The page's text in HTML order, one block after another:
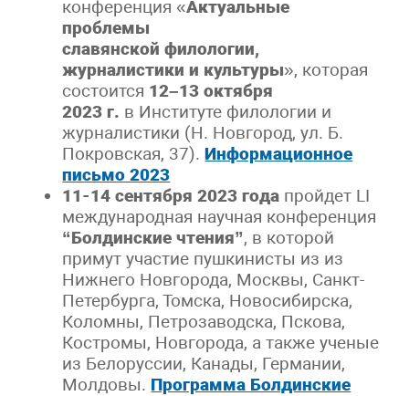
конференция «Актуальные
проблемы
славянской филологии,
журналистики и культуры», которая
состоится 12–13 октября
2023 г. в Институте филологии и
журналистики (Н. Новгород, ул. Б.
Покровская, 37).Информационное
письмо 2023
11-14 сентября 2023 года пройдет LI
международная научная конференция
“Болдинские чтения”, в которой
примут участие пушкинисты из из
Нижнего Новгорода, Москвы, Санкт-
Петербурга, Томска, Новосибирска,
Коломны, Петрозаводска, Пскова,
Костромы, Новгорода, а также ученые
из Белоруссии, Канады, Германии,
Молдовы. Программа Болдинские